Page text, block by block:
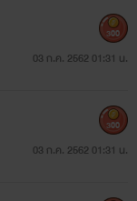
03 ก.ค. 2562 01:31 น.
300
03 ก.ค. 2562 01:31 น.
300